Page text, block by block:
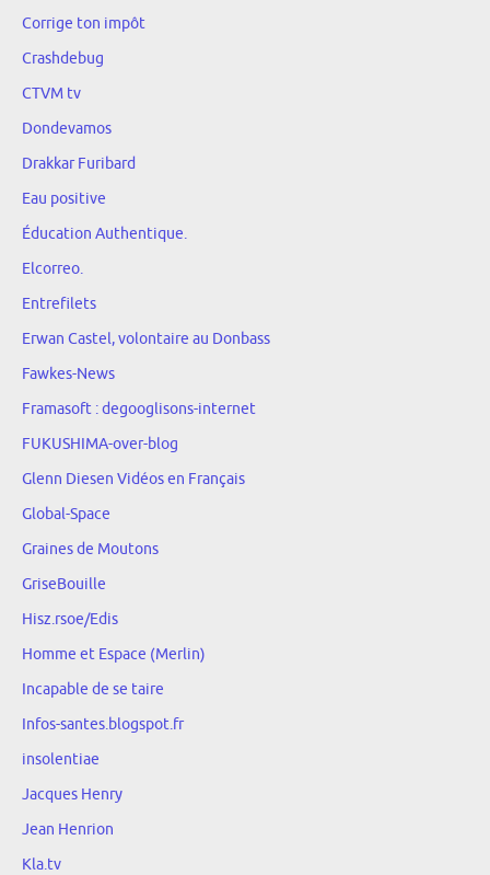
Corrige ton impôt
Crashdebug
CTVM tv
Dondevamos
Drakkar Furibard
Eau positive
Éducation Authentique.
Elcorreo.
Entrefilets
Erwan Castel, volontaire au Donbass
Fawkes-News
Framasoft : degooglisons-internet
FUKUSHIMA-over-blog
Glenn Diesen Vidéos en Français
Global-Space
Graines de Moutons
GriseBouille
Hisz.rsoe/Edis
Homme et Espace (Merlin)
Incapable de se taire
Infos-santes.blogspot.fr
insolentiae
Jacques Henry
Jean Henrion
Kla.tv